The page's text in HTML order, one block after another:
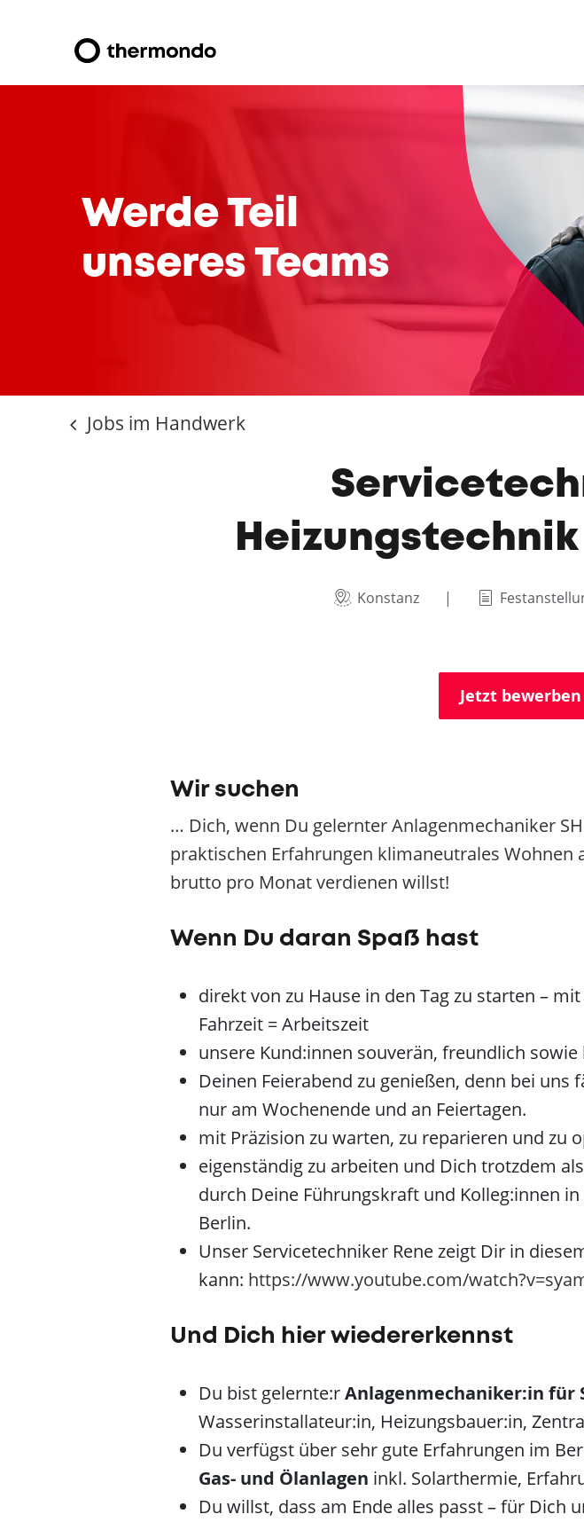
Werde Teil
unseres Teams
Jobs im Handwerk
Konstanz
Jetzt
Wir suchen
… Dich, wenn Du gelernter Anlagenmechaniker
praktischen Erfahrungen klimaneutrales Wohnen
brutto pro Monat verdienen willst!
Wenn Du daran Spaß hast
direkt von zu Hause in den Tag zu starten –
Fahrzeit = Arbeitszeit
unsere Kund:innen souverän, freundlich
Deinen Feierabend zu genießen, denn bei
nur am Wochenende und an Feiertagen.
mit Präzision zu warten, zu reparieren und zu
eigenständig zu arbeiten und Dich trotzdem
durch Deine Führungskraft und Kolleg:innen
Berlin.
Unser Servicetechniker Rene zeigt Dir in
kann: https://www.youtube.com/
Und Dich hier wiedererkennst
Du bist gelernte:rAnlagenmechaniker:in für
Wasserinstallateur:in, Heizungsbauer:in,
Du verfügst über sehr gute Erfahrungen im
Gas- und Ölanlagen inkl. Solarthermie,
Du willst, dass am Ende alles passt – für